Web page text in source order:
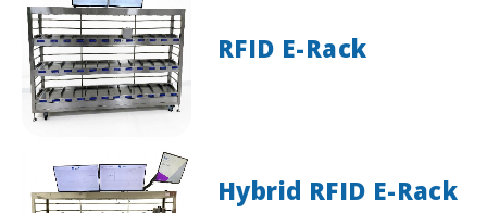
RFID E-Rack
Hybrid RFID E-Rack